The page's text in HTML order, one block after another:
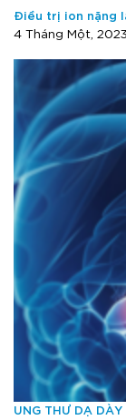
Điều trị ion nặng
4 Tháng Một, 2023
UNG THƯ DẠ DÀY